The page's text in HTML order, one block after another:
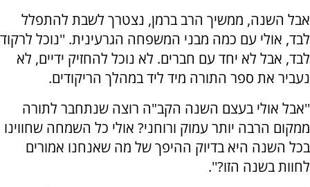
אבל השנה, ממשיך הרב ברמן, נצטרך לשבת להתפלל
לבד, אולי עם כמה מבני המשפחה הגרעינית. ''נוכל לרקוד
לבד, אבל לא יחד עם חברים. לא נוכל להחזיק ידיים, לא
נעביר את ספר התורה מיד ליד במהלך הריקודים.
''אבל אולי בעצם השנה הקב"ה רוצה שנתחבר לתורה
ממקום הרבה יותר עמוק ורוחני? אולי כל השמחה שחווינו
בכל השנה היא בדיוק ההיפך של מה שאנחנו אמורים
לחוות בשנה הזו?''.